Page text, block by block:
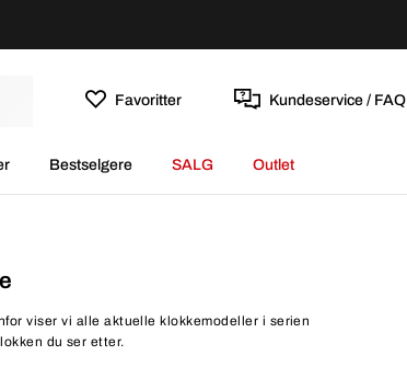
Favoritter Kundeservice / FAQ
Bestselgere SALG Outlet
viser vi alle aktuelle klokkemodeller i serien
du ser etter.